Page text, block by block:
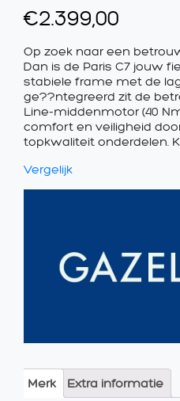
€2.399,00
Op zoek naar een
Dan is de Paris C7 jouw
stabiele frame met de
ge??ntegreerd zit de
Line-middenmotor (40
comfort en veiligheid
topkwaliteit onderdelen.
Vergelijk
Merk Extra informatie